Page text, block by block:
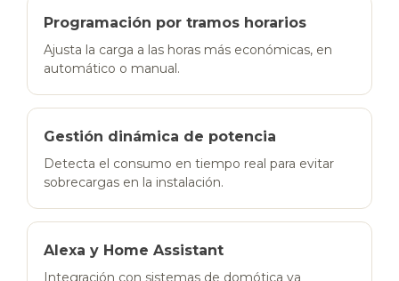
Programación por tramos horarios
Ajusta la carga a las horas más económicas, en
automático o manual.
Gestión dinámica de potencia
Detecta el consumo en tiempo real para evitar
sobrecargas en la instalación.
Alexa y Home Assistant
Integración con sistemas de domótica ya